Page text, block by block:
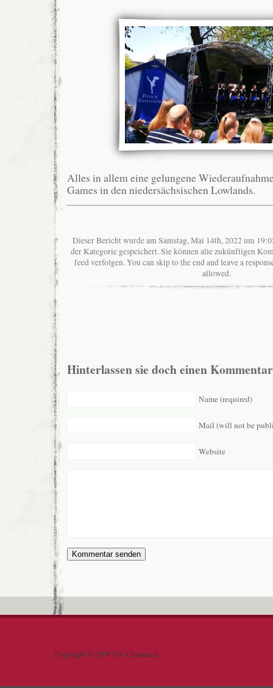
Alles in allem eine gelungene
Games in den niedersächsischen Lowlands.
Dieser Bericht wurde am Samstag, Mai 14th, 2022 um
der Kategorie gespeichert. Sie können alle zukünftigen
feed verfolgen. You can skip to the end and leave a
allowed.
Hinterlassen sie doch einen
Name (required)
Mail (will not be
Website
Copyright © 2009 The Clansmen